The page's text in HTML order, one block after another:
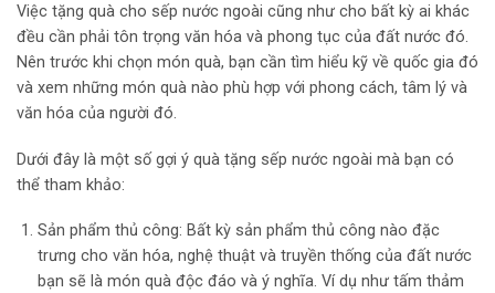
Việc tặng quà cho sếp nước ngoài cũng như cho bất kỳ ai khác
đều cần phải tôn trọng văn hóa và phong tục của đất nước đó.
Nên trước khi chọn món quà, bạn cần tìm hiểu kỹ về quốc gia đó
và xem những món quà nào phù hợp với phong cách, tâm lý và
văn hóa của người đó.
Dưới đây là một số gợi ý quà tặng sếp nước ngoài mà bạn có
thể tham khảo:
Sản phẩm thủ công: Bất kỳ sản phẩm thủ công nào đặc
trưng cho văn hóa, nghệ thuật và truyền thống của đất nước
bạn sẽ là món quà độc đáo và ý nghĩa. Ví dụ như tấm thảm